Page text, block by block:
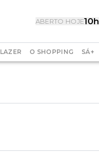
ABERTO HOJE10h
LAZER O SHOPPING SÁ+